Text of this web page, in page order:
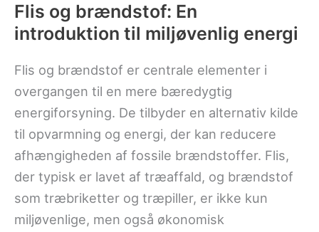
Flis og brændstof: En
introduktion til miljøvenlig energi
Flis og brændstof er centrale elementer i
overgangen til en mere bæredygtig
energiforsyning. De tilbyder en alternativ kilde
til opvarmning og energi, der kan reducere
afhængigheden af fossile brændstoffer. Flis,
der typisk er lavet af træaffald, og brændstof
som træbriketter og træpiller, er ikke kun
miljøvenlige, men også økonomisk